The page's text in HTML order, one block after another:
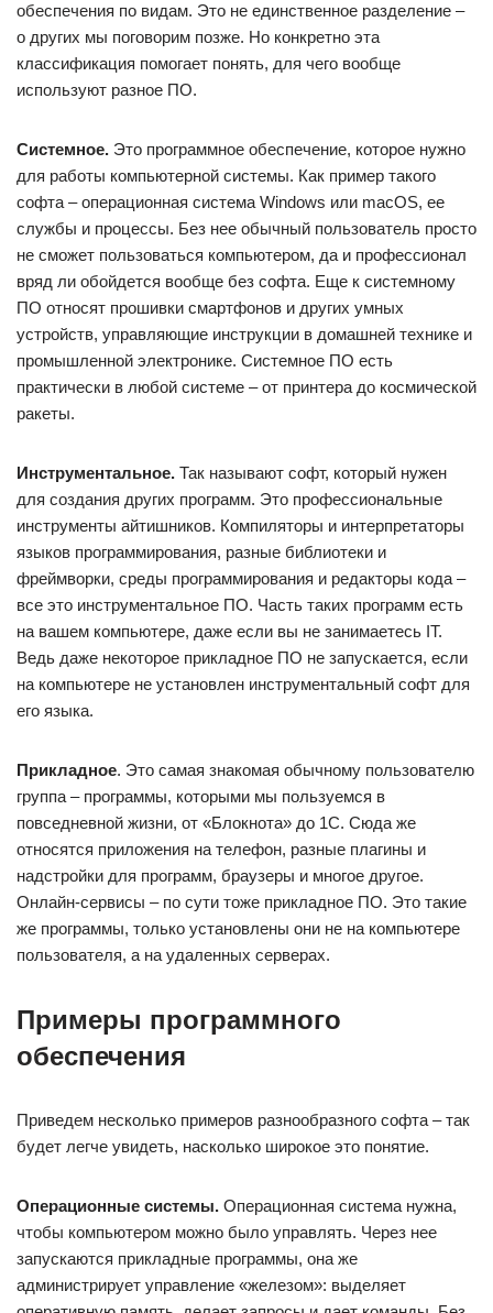
обеспечения по видам. Это не единственное разделение –
о других мы поговорим позже. Но конкретно эта
классификация помогает понять, для чего вообще
используют разное ПО.
Системное. Это программное обеспечение, которое нужно
для работы компьютерной системы. Как пример такого
софта – операционная система Windows или macOS, ее
службы и процессы. Без нее обычный пользователь просто
не сможет пользоваться компьютером, да и профессионал
вряд ли обойдется вообще без софта. Еще к системному
ПО относят прошивки смартфонов и других умных
устройств, управляющие инструкции в домашней технике и
промышленной электронике. Системное ПО есть
практически в любой системе – от принтера до космической
ракеты.
Инструментальное. Так называют софт, который нужен
для создания других программ. Это профессиональные
инструменты айтишников. Компиляторы и интерпретаторы
языков программирования, разные библиотеки и
фреймворки, среды программирования и редакторы кода –
все это инструментальное ПО. Часть таких программ есть
на вашем компьютере, даже если вы не занимаетесь IT.
Ведь даже некоторое прикладное ПО не запускается, если
на компьютере не установлен инструментальный софт для
его языка.
Прикладное. Это самая знакомая обычному пользователю
группа – программы, которыми мы пользуемся в
повседневной жизни, от «Блокнота» до 1С. Сюда же
относятся приложения на телефон, разные плагины и
надстройки для программ, браузеры и многое другое.
Онлайн-сервисы – по сути тоже прикладное ПО. Это такие
же программы, только установлены они не на компьютере
пользователя, а на удаленных серверах.
Примеры программного
обеспечения
Приведем несколько примеров разнообразного софта – так
будет легче увидеть, насколько широкое это понятие.
Операционные системы. Операционная система нужна,
чтобы компьютером можно было управлять. Через нее
запускаются прикладные программы, она же
администрирует управление «железом»: выделяет